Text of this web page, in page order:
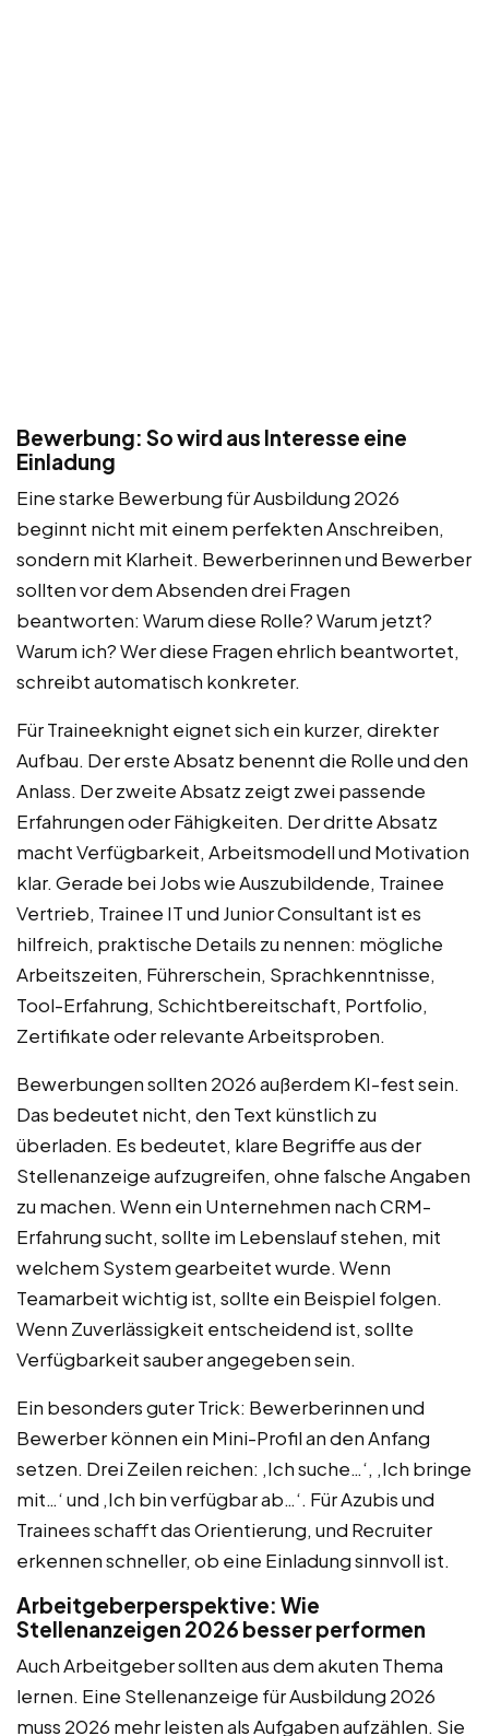
Bewerbung: So wird aus Interesse eine
Einladung
Eine starke Bewerbung für Ausbildung 2026
beginnt nicht mit einem perfekten Anschreiben,
sondern mit Klarheit. Bewerberinnen und Bewerber
sollten vor dem Absenden drei Fragen
beantworten: Warum diese Rolle? Warum jetzt?
Warum ich? Wer diese Fragen ehrlich beantwortet,
schreibt automatisch konkreter.
Für Traineeknight eignet sich ein kurzer, direkter
Aufbau. Der erste Absatz benennt die Rolle und den
Anlass. Der zweite Absatz zeigt zwei passende
Erfahrungen oder Fähigkeiten. Der dritte Absatz
macht Verfügbarkeit, Arbeitsmodell und Motivation
klar. Gerade bei Jobs wie Auszubildende, Trainee
Vertrieb, Trainee IT und Junior Consultant ist es
hilfreich, praktische Details zu nennen: mögliche
Arbeitszeiten, Führerschein, Sprachkenntnisse,
Tool-Erfahrung, Schichtbereitschaft, Portfolio,
Zertifikate oder relevante Arbeitsproben.
Bewerbungen sollten 2026 außerdem KI-fest sein.
Das bedeutet nicht, den Text künstlich zu
überladen. Es bedeutet, klare Begriffe aus der
Stellenanzeige aufzugreifen, ohne falsche Angaben
zu machen. Wenn ein Unternehmen nach CRM-
Erfahrung sucht, sollte im Lebenslauf stehen, mit
welchem System gearbeitet wurde. Wenn
Teamarbeit wichtig ist, sollte ein Beispiel folgen.
Wenn Zuverlässigkeit entscheidend ist, sollte
Verfügbarkeit sauber angegeben sein.
Ein besonders guter Trick: Bewerberinnen und
Bewerber können ein Mini-Profil an den Anfang
setzen. Drei Zeilen reichen: ‚Ich suche…‘, ‚Ich bringe
mit…‘ und ‚Ich bin verfügbar ab…‘. Für Azubis und
Trainees schafft das Orientierung, und Recruiter
erkennen schneller, ob eine Einladung sinnvoll ist.
Arbeitgeberperspektive: Wie
Stellenanzeigen 2026 besser performen
Auch Arbeitgeber sollten aus dem akuten Thema
lernen. Eine Stellenanzeige für Ausbildung 2026
muss 2026 mehr leisten als Aufgaben aufzählen. Sie